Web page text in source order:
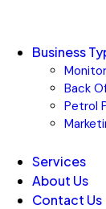
Business
Back
Petrol
Services
About Us
Contact Us